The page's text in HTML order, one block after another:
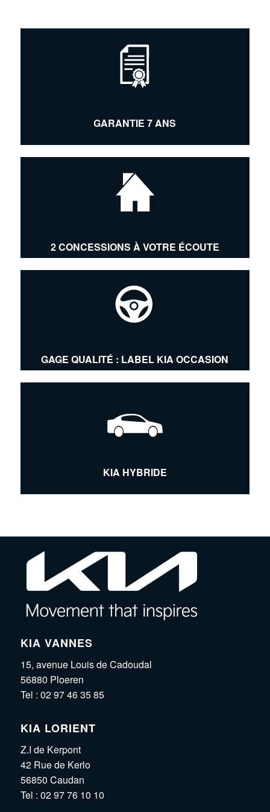
GARANTIE 7 ANS
2 CONCESSIONS À VOTRE ÉCOUTE
GAGE QUALITÉ : LABEL KIA OCCASION
KIA HYBRIDE
KIA VANNES
15, avenue Louis de Cadoudal
56880 Ploeren
Tel : 02 97 46 35 85
KIA LORIENT
Z.I de Kerpont
42 Rue de Kerlo
56850 Caudan
Tel : 02 97 76 10 10